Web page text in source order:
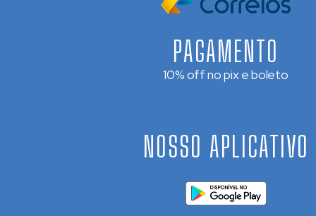
PAGAMENTO
10% off no pix e boleto
NOSSO APLICATIVO